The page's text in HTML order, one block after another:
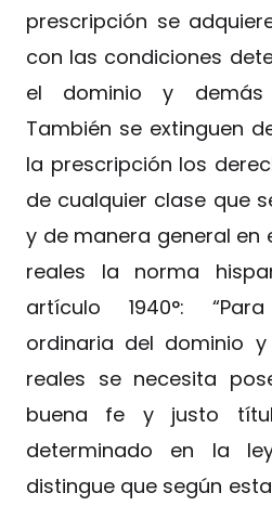
prescripción se
con las condiciones
el dominio y demás
También se extinguen
la prescripción los
de cualquier clase que
y de manera general en
reales la norma
artículo 1940°:
ordinaria del dominio
reales se necesita
buena fe y justo
determinado en la
distingue que según